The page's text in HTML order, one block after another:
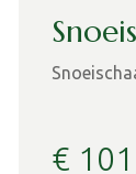
€ 101